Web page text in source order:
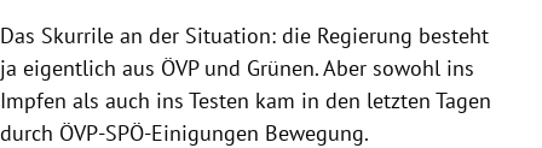
Das Skurrile an der Situation: die Regierung besteht
ja eigentlich aus ÖVP und Grünen. Aber sowohl ins
Impfen als auch ins Testen kam in den letzten Tagen
durch ÖVP-SPÖ-Einigungen Bewegung.